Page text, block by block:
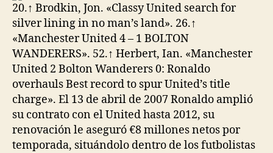
20.↑ Brodkin, Jon. «Classy United search for
silver lining in no man’s land». 26.↑
«Manchester United 4 – 1 BOLTON
WANDERERS». 52.↑ Herbert, Ian. «Manchester
United 2 Bolton Wanderers 0: Ronaldo
overhauls Best record to spur United’s title
charge». El 13 de abril de 2007 Ronaldo amplió
su contrato con el United hasta 2012, su
renovación le aseguró €8 millones netos por
temporada, situándolo dentro de los futbolistas